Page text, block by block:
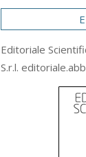
Editoriale
S.r.l.